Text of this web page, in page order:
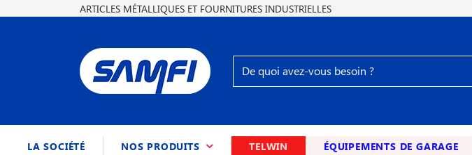
ARTICLES MÉTALLIQUES ET FOURNITURES INDUSTRIELLES
LA SOCIÉTÉ NOS PRODUITS (CURRENT)TELWIN ÉQUIPEMENTS DE GARAGE